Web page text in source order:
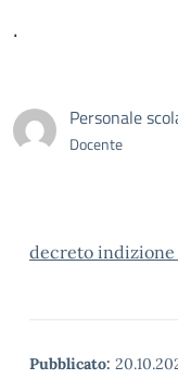
.
Personale
Docente
decreto indizione
Pubblicato: